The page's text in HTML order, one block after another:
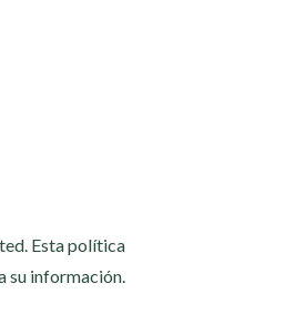
Esta política
su información.